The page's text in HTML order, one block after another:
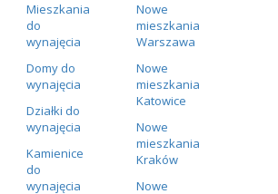
Mieszkania
do
wynajęcia
Domy do
wynajęcia
Działki do
wynajęcia
Kamienice
do
wynajęcia
Nowe
mieszkania
Warszawa
Nowe
mieszkania
Katowice
Nowe
mieszkania
Kraków
Nowe